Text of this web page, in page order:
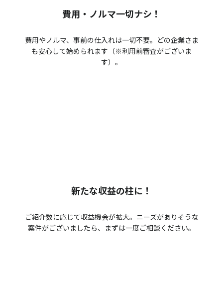
費用・ノルマ一切ナシ！
費用やノルマ、事前の仕入れは一切不要。どの企業さま
も安心して始められます（※利用前審査がございま
す）。
新たな収益の柱に！
ご紹介数に応じて収益機会が拡大。ニーズがありそうな
案件がございましたら、まずは一度ご相談ください。